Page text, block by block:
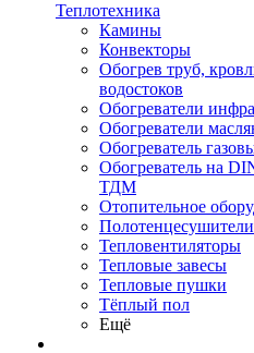
Теплотехника
Камины
Конвекторы
Обогрев труб,
водостоков
Обогреватели
Обогреватели
Обогреватель
Обогреватель на
ТДМ
Отопительное
Полотенцесушители
Тепловентиляторы
Тепловые завесы
Тепловые пушки
Тёплый пол
Ещё